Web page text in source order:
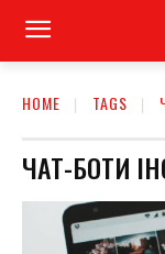
HOME TAGS
ЧАТ-БОТИ